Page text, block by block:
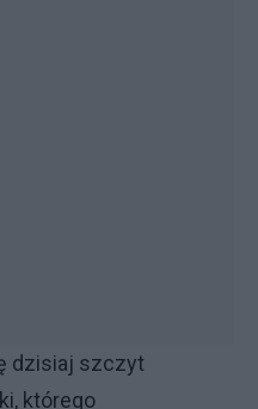
dzisiaj szczyt
którego